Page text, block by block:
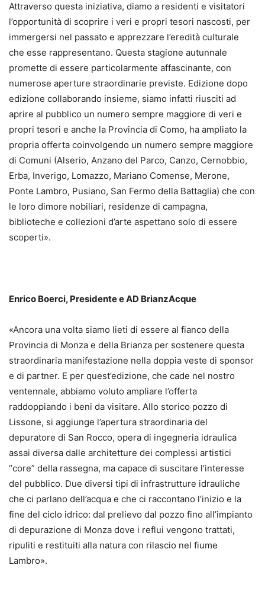
Attraverso questa iniziativa, diamo a residenti e visitatori
l’opportunità di scoprire i veri e propri tesori nascosti, per
immergersi nel passato e apprezzare l’eredità culturale
che esse rappresentano. Questa stagione autunnale
promette di essere particolarmente affascinante, con
numerose aperture straordinarie previste. Edizione dopo
edizione collaborando insieme, siamo infatti riusciti ad
aprire al pubblico un numero sempre maggiore di veri e
propri tesori e anche la Provincia di Como, ha ampliato la
propria offerta coinvolgendo un numero sempre maggiore
di Comuni (Alserio, Anzano del Parco, Canzo, Cernobbio,
Erba, Inverigo, Lomazzo, Mariano Comense, Merone,
Ponte Lambro, Pusiano, San Fermo della Battaglia) che con
le loro dimore nobiliari, residenze di campagna,
biblioteche e collezioni d’arte aspettano solo di essere
scoperti».
Enrico Boerci, Presidente e AD BrianzAcque
«Ancora una volta siamo lieti di essere al fianco della
Provincia di Monza e della Brianza per sostenere questa
straordinaria manifestazione nella doppia veste di sponsor
e di partner. E per quest’edizione, che cade nel nostro
ventennale, abbiamo voluto ampliare l’offerta
raddoppiando i beni da visitare. Allo storico pozzo di
Lissone, si aggiunge l’apertura straordinaria del
depuratore di San Rocco, opera di ingegneria idraulica
assai diversa dalle architetture dei complessi artistici
“core” della rassegna, ma capace di suscitare l’interesse
del pubblico. Due diversi tipi di infrastrutture idrauliche
che ci parlano dell’acqua e che ci raccontano l’inizio e la
fine del ciclo idrico: dal prelievo dal pozzo fino all’impianto
di depurazione di Monza dove i reflui vengono trattati,
ripuliti e restituiti alla natura con rilascio nel fiume
Lambro».